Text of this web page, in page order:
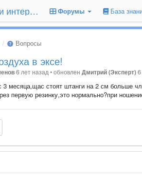
Центр поддержки интернет-магазина Extender24.ru Форумы База
Вопросы
в эксе!
6 лет назад•обновленДмитрий (Эксперт)
3 месяца,щас стоят штанги на 2 см больше
первую резинку,это нормально?при